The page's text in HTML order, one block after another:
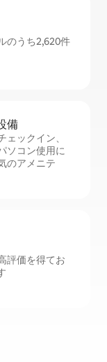
のうち2,620件
備
ッ⁠ク⁠イ⁠ン、
ソコン使用に
のアメニテ
評価を得てお